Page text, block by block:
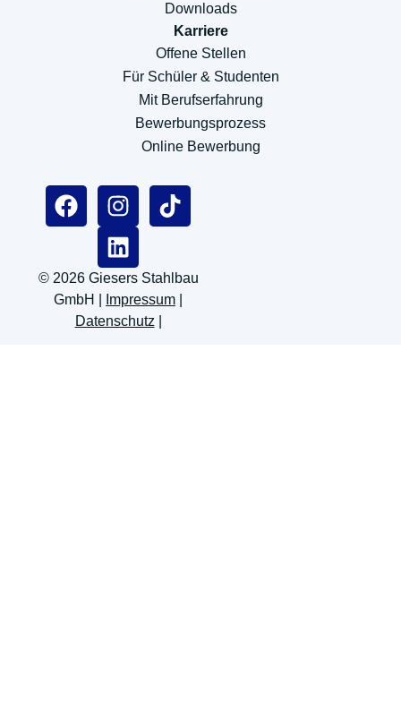
Downloads
Karriere
Offene Stellen
Für Schüler & Studenten
Mit Berufserfahrung
Bewerbungsprozess
Online Bewerbung
© 2026 Giesers Stahlbau
GmbH |
Impressum
Datenschutz